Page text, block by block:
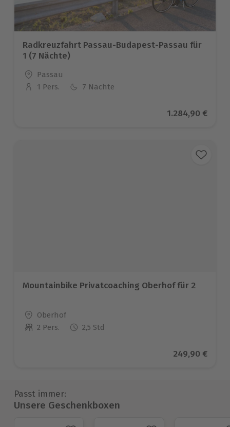
Radkreuzfahrt Passau-Budapest-Passau für
1 (7 Nächte)
Standort
Passau
Anzahl der Teilnehmer
1 Pers. 7 Nächte
Aktueller Preis
1.284,90 €
Mountainbike Privatcoaching Oberhof für 2
Standort
Oberhof
Anzahl der Teilnehmer
2 Pers. 2,5 Std
Aktueller
249,90 €
Passt immer:
Unsere Geschenkboxen